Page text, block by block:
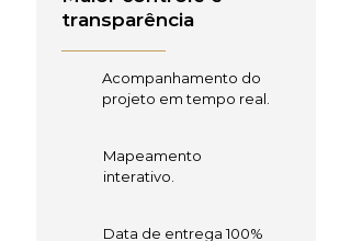
transparência
Acompanhamento do
projeto em tempo real.
Mapeamento
interativo.
Data de entrega 100%